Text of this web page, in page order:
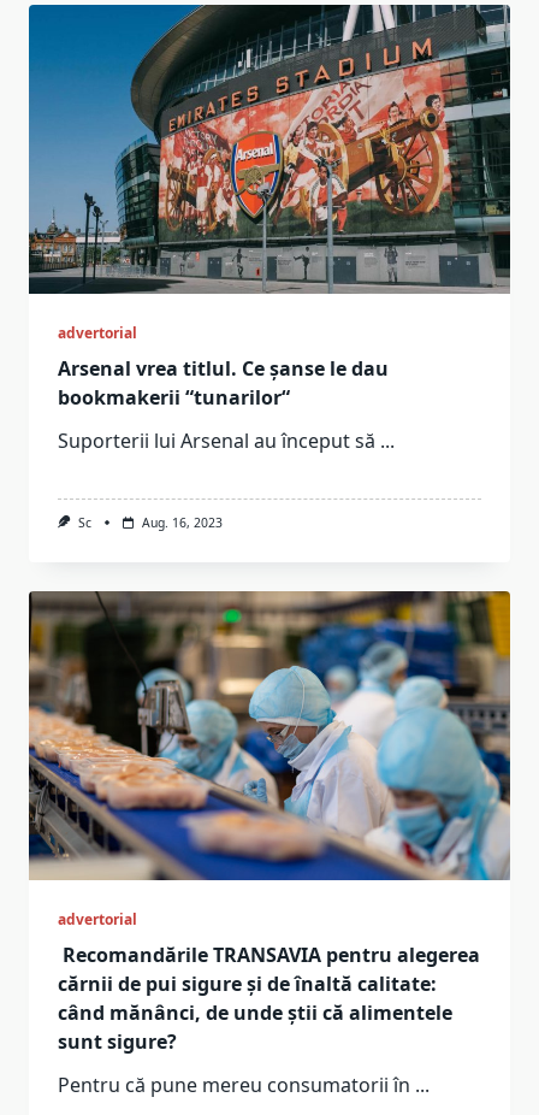
advertorial
Arsenal vrea titlul. Ce șanse le dau
bookmakerii “tunarilor“
Suporterii lui Arsenal au început să ...
Sc Aug. 16, 2023
advertorial
Recomandările TRANSAVIA pentru alegerea
cărnii de pui sigure și de înaltă calitate:
când mănânci, de unde știi că alimentele
sunt sigure?
Pentru că pune mereu consumatorii în ...